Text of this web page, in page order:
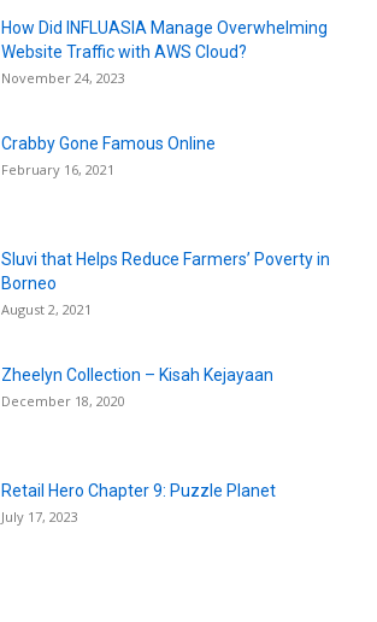
How Did INFLUASIA Manage Overwhelming
Website Traffic with AWS Cloud?
November 24, 2023
Crabby Gone Famous Online
February 16, 2021
Sluvi that Helps Reduce Farmers’ Poverty in
Borneo
August 2, 2021
Zheelyn Collection – Kisah Kejayaan
December 18, 2020
Retail Hero Chapter 9: Puzzle Planet
July 17, 2023